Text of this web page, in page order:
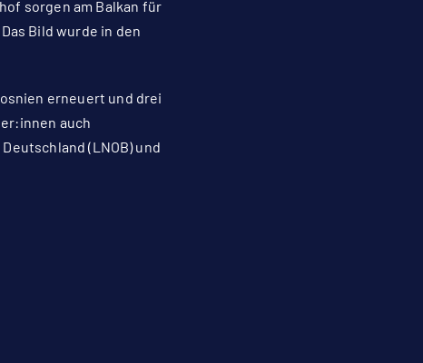
sorgen am Balkan für
Bild wurde in den
erneuert und drei
auch
(LNOB) und